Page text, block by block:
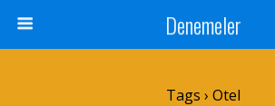
Denemeler
Tags › Otel